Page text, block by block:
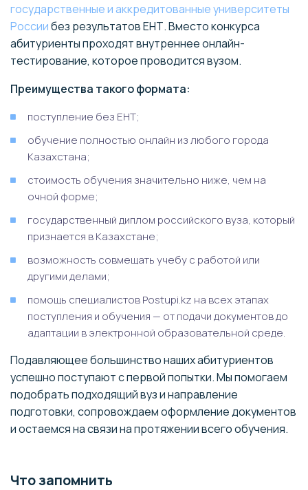
государственные и аккредитованные университеты
Россиибез результатов ЕНТ. Вместо конкурса
абитуриенты проходят внутреннее онлайн-
тестирование, которое проводится вузом.
Преимущества такого формата:
поступление без ЕНТ;
обучение полностью онлайн из любого города
Казахстана;
стоимость обучения значительно ниже, чем на
очной форме;
государственный диплом российского вуза, который
признается в Казахстане;
возможность совмещать учебу с работой или
другими делами;
помощь специалистов Postupi.kz на всех этапах
поступления и обучения — от подачи документов до
адаптации в электронной образовательной среде.
Подавляющее большинство наших абитуриентов
успешно поступают с первой попытки. Мы помогаем
подобрать подходящий вуз и направление
подготовки, сопровождаем оформление документов
и остаемся на связи нa протяжении всего обучения.
Что запомнить